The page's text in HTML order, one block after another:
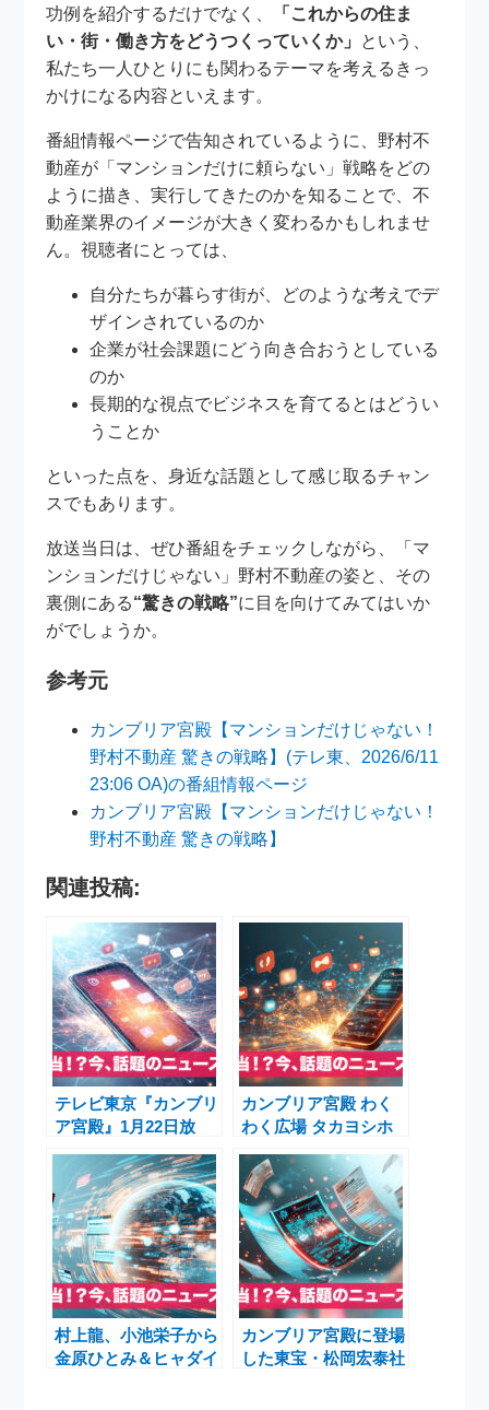
功例を紹介するだけでなく、
「これからの住ま
い・街・働き方をどうつくっていくか」 という、
私たち一人ひとりにも関わるテーマを考えるきっ
かけになる内容といえます。
番組情報ページで告知されているように、野村不
動産が「マンションだけに頼らない」戦略をどの
ように描き、実行してきたのかを知ることで、不
動産業界のイメージが大きく変わるかもしれませ
ん。視聴者にとっては、
自分たちが暮らす街が、どのような考えでデ
ザインされているのか
企業が社会課題にどう向き合おうとしている
のか
長期的な視点でビジネスを育てるとはどうい
うことか
といった点を、身近な話題として感じ取るチャン
スでもあります。
放送当日は、ぜひ番組をチェックしながら、「マ
ンションだけじゃない」野村不動産の姿と、その
裏側にある“驚きの戦略”に目を向けてみてはいか
がでしょうか。
参考元
カンブリア宮殿【マンションだけじゃない！
野村不動産 驚きの戦略】(テレ東、2026/6/11
23:06 OA)の番組情報ページ
カンブリア宮殿【マンションだけじゃない！
野村不動産 驚きの戦略】
関連投稿:
テレビ東京『カンブリ
ア宮殿』1月22日放
送：バルニバービの
「バッドロケーション
戦略」で常識破りの経
営に迫る
カンブリア宮殿 わく
わく広場 タカヨシホ
ールディングス 産直
プラットフォーム 月
3000万円
村上龍、小池栄子から
金原ひとみ＆ヒャダイ
カンブリア宮殿に登場
した東宝・松岡宏泰社